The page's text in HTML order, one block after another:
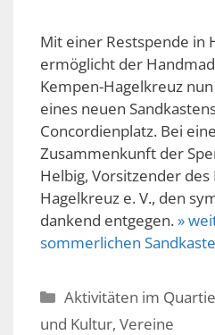
Mit einer Restspende in
ermöglicht der
Kempen-Hagelkreuz
eines neuen
Concordienplatz. Bei
Zusammenkunft der
Helbig, Vorsitzender
Hagelkreuz e. V., den
dankend entgegen.»
sommerlichen
Kategorien
Aktivitäten im
und Kultur, Vereine